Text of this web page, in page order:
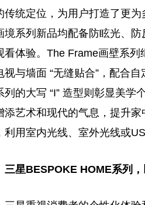
传统定位，为用户打造了更
境系列新品均配备防眩光、
看体验。The Frame画壁系
视与墙面 “无缝贴合”，配合
列的大写 “I” 造型则彰显美学
添艺术和现代的气息，提升
利用室内光线、室外光线或
三星BESPOKE HOME系列，